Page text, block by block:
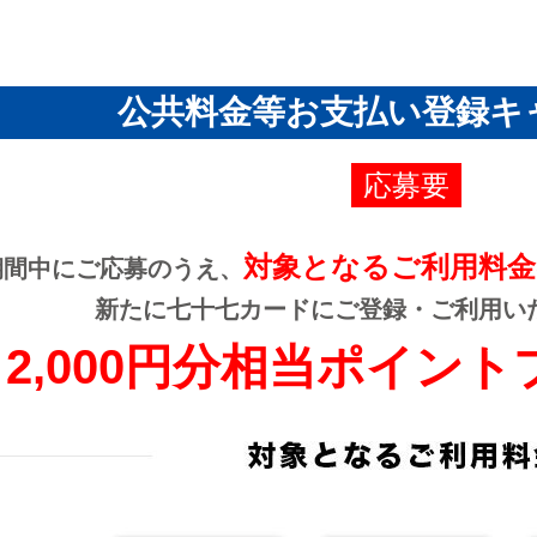
公共料金等お支払い登録キ
応募要
中にご応募のうえ、 対象となるご利用料
新たに七十七カードにご登録・ご利用い
2,000円分相当ポイント